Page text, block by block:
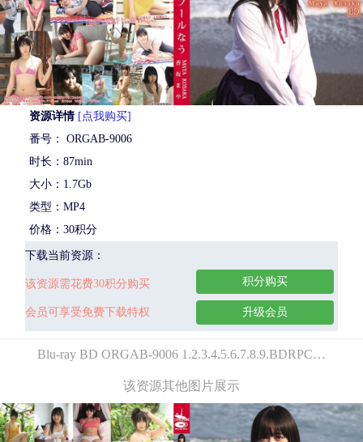
资源详情 [点我购买]
番号： ORGAB-9006
时长：87min
大小：1.7Gb
类型：MP4
价格：30积分
下载当前资源：
该资源需花费30积分购买
会员可享受免费下载特权
积分购买
升级会员
Blu-ray BD ORGAB-9006 1.2.3.4.5.6.7.8.9.BDRPC…
该资源其他图片展示